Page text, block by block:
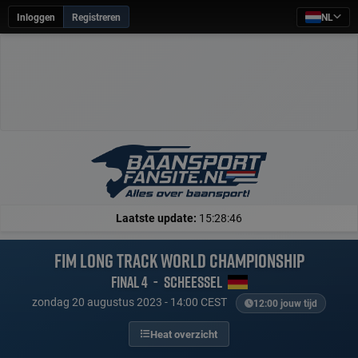
Inloggen Registreren NL
Laatste update: 15:28:46
FIM Long Track World Championship
Final 4 - Scheessel
zondag 20 augustus 2023 - 14:00 CEST 12:00 jouw tijd
Heat overzicht